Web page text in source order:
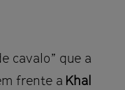
cavalo” que a
frente a Khal